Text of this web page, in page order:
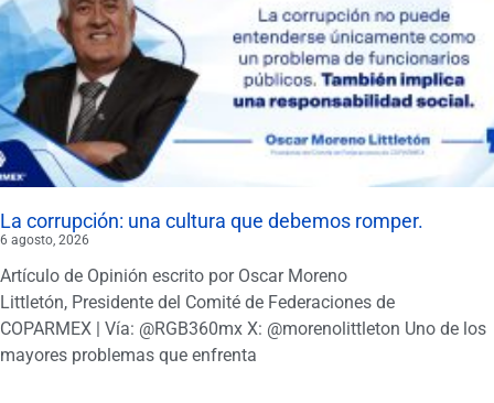
La corrupción: una cultura que debemos romper.
6 agosto, 2026
Artículo de Opinión escrito por Oscar Moreno
Littletón, Presidente del Comité de Federaciones de
COPARMEX | Vía: @RGB360mx X: @morenolittleton Uno de los
mayores problemas que enfrenta